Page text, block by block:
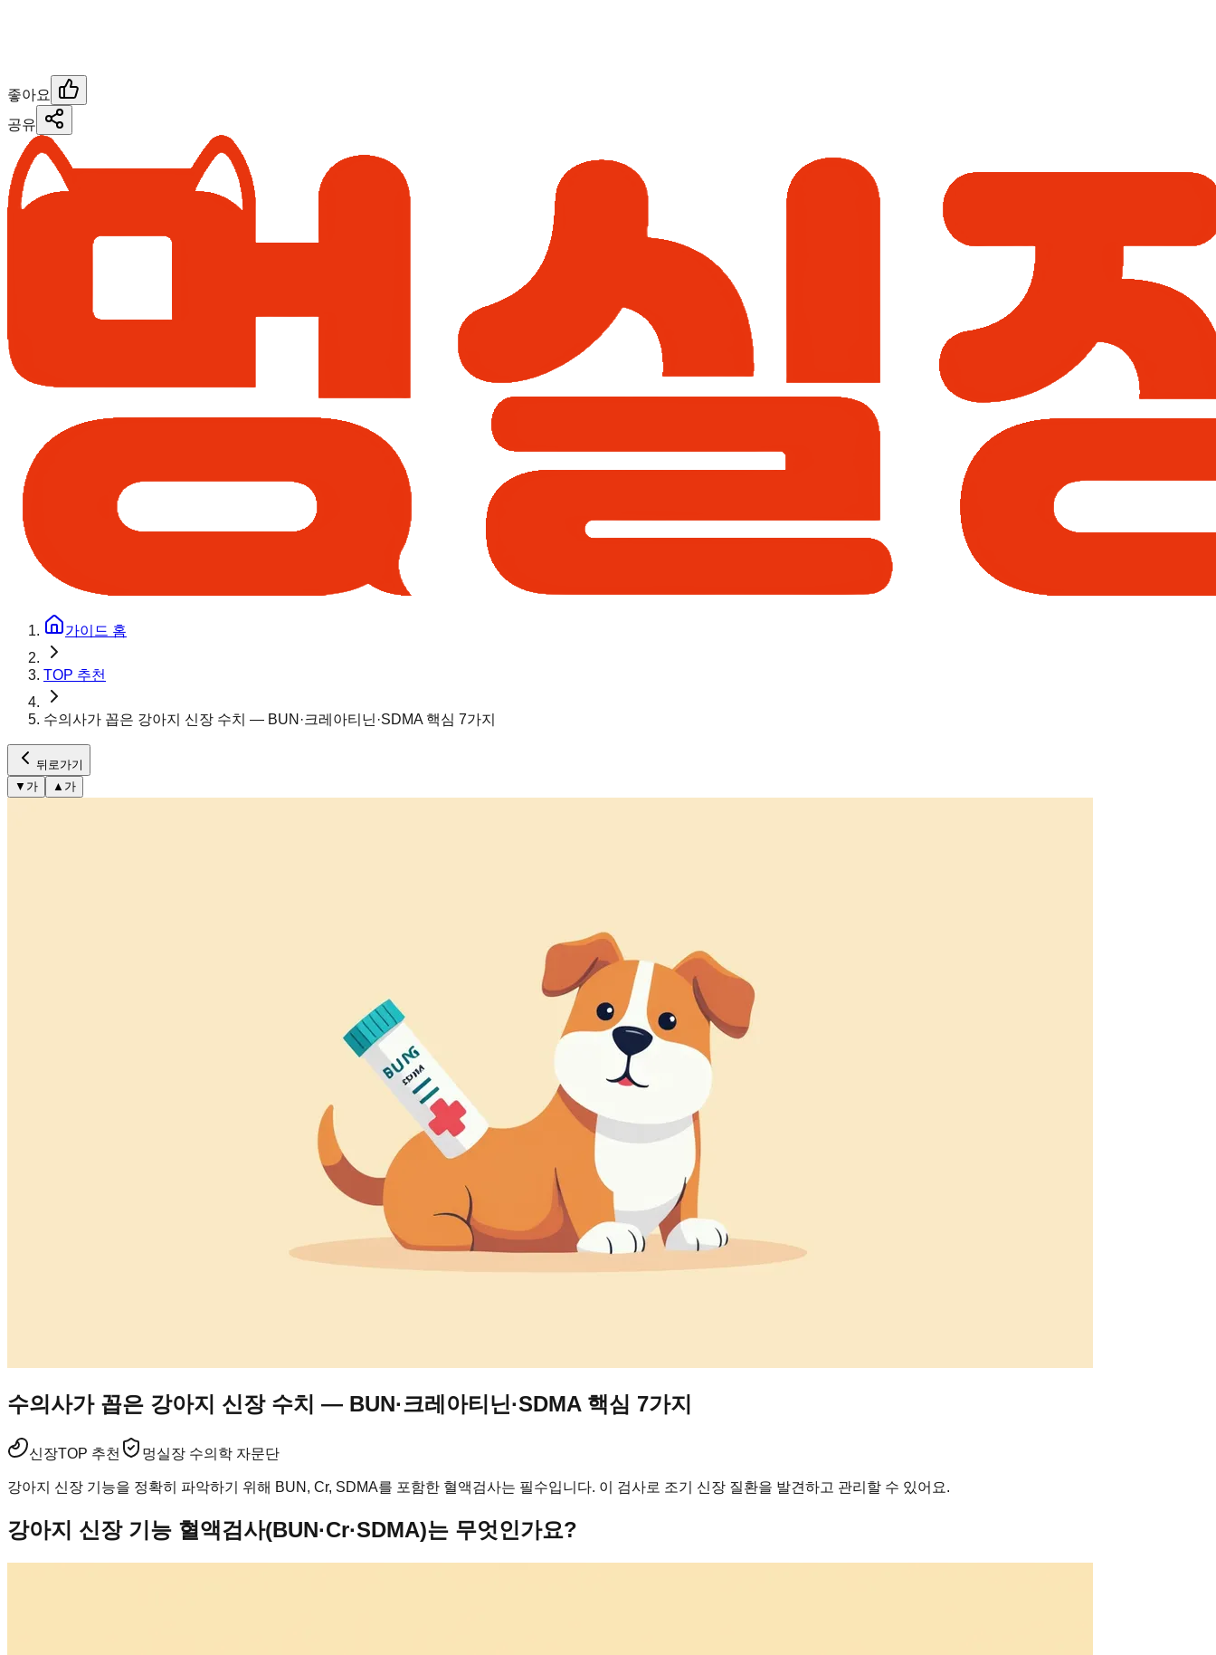
좋아요
공유
가이드 홈
TOP 추천
수의사가 꼽은 강아지 신장 수치 — BUN·크레아티닌·SDMA 핵심 7가지
뒤로가기
▼ 가 ▲ 가
수의사가 꼽은 강아지 신장 수치 — BUN·크레아티닌·SDMA 핵심 7가지
신장TOP 추천 멍실장 수의학 자문단
강아지 신장 기능을 정확히 파악하기 위해 BUN, Cr, SDMA를 포함한 혈액검사는 필수입니다. 이 검사로 조기 신장 질환을 발견하고 관리할 수 있어요.
강아지 신장 기능 혈액검사(BUN·Cr·SDMA)는 무엇인가요?